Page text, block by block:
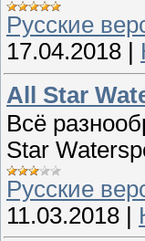
Русские
17.04.2018
All Star
Всё
Star
Русские
11.03.2018